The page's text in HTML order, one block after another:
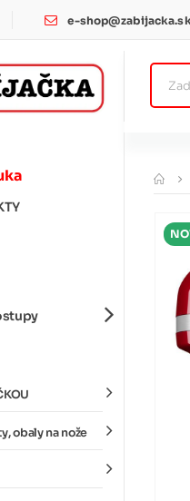
e-shop@zabijacka.sk
obaly na nože